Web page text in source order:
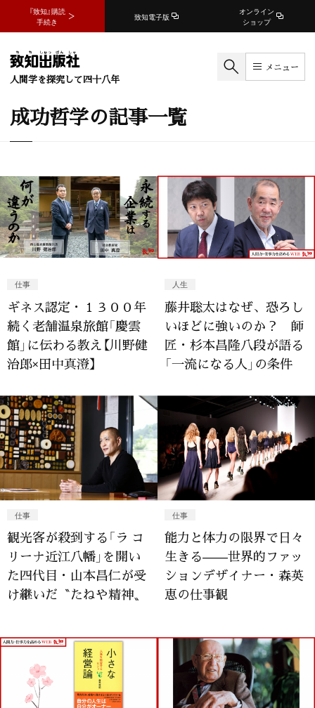
『致知』購読
手続き
致知電子版
オンライン
ショップ
人間学を探究して四十八年
メニュー
成功哲学の記事一覧
仕事
ギネス認定・１３００年
続く老舗温泉旅館「慶雲
館」に伝わる教え【川野健
治郎×田中真澄】
人生
藤井聡太はなぜ、恐ろし
いほどに強いのか？ 師
匠・杉本昌隆八段が語る
「一流になる人」の条件
仕事
観光客が殺到する「ラ コ
リーナ近江八幡」を開い
た四代目・山本昌仁が受
け継いだ〝たねや精神〟
仕事
能力と体力の限界で日々
生きる——世界的ファッ
ションデザイナー・森英
恵の仕事観